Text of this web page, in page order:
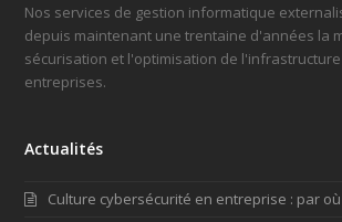
Nos services de gestion informatique
depuis maintenant une trentaine d'années la
sécurisation et l'optimisation de
entreprises.
Actualités
Culture cybersécurité en entreprise : par